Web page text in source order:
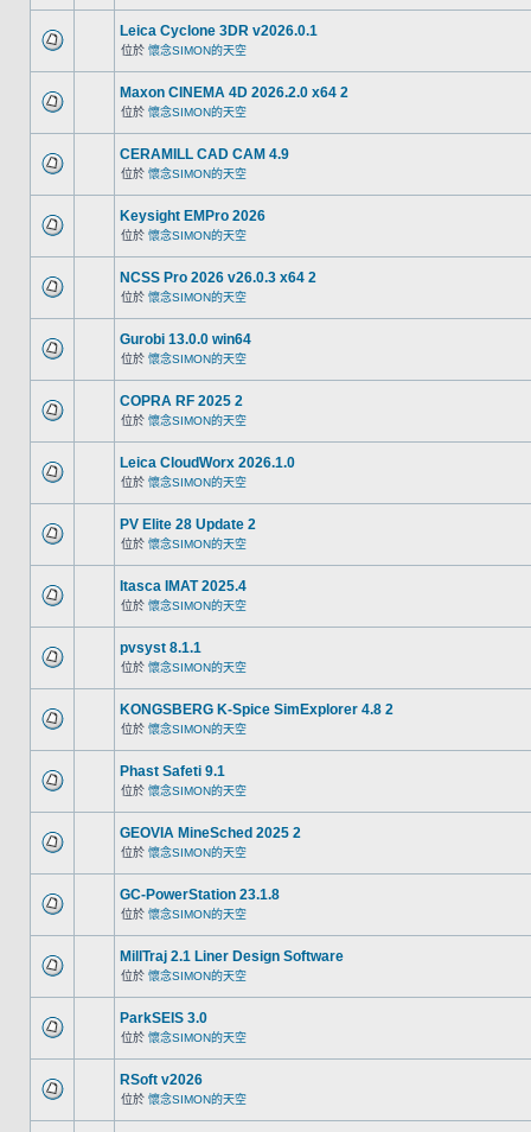
Leica Cyclone 3DR v2026.0.1
位於 懷念SIMON的天空
Maxon CINEMA 4D 2026.2.0 x64 2
位於 懷念SIMON的天空
CERAMILL CAD CAM 4.9
位於 懷念SIMON的天空
Keysight EMPro 2026
位於 懷念SIMON的天空
NCSS Pro 2026 v26.0.3 x64 2
位於 懷念SIMON的天空
Gurobi 13.0.0 win64
位於 懷念SIMON的天空
COPRA RF 2025 2
位於 懷念SIMON的天空
Leica CloudWorx 2026.1.0
位於 懷念SIMON的天空
PV Elite 28 Update 2
位於 懷念SIMON的天空
Itasca IMAT 2025.4
位於 懷念SIMON的天空
pvsyst 8.1.1
位於 懷念SIMON的天空
KONGSBERG K-Spice SimExplorer 4.8 2
位於 懷念SIMON的天空
Phast Safeti 9.1
位於 懷念SIMON的天空
GEOVIA MineSched 2025 2
位於 懷念SIMON的天空
GC-PowerStation 23.1.8
位於 懷念SIMON的天空
MillTraj 2.1 Liner Design Software
位於 懷念SIMON的天空
ParkSEIS 3.0
位於 懷念SIMON的天空
RSoft v2026
位於 懷念SIMON的天空